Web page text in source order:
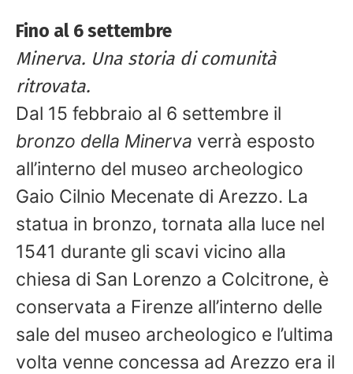
Fino al 6 settembre
Minerva. Una storia di comunità
ritrovata.
Dal 15 febbraio al 6 settembre il
bronzo della Minerva verrà esposto
all’interno del museo archeologico
Gaio Cilnio Mecenate di Arezzo. La
statua in bronzo, tornata alla luce nel
1541 durante gli scavi vicino alla
chiesa di San Lorenzo a Colcitrone, è
conservata a Firenze all’interno delle
sale del museo archeologico e l’ultima
volta venne concessa ad Arezzo era il